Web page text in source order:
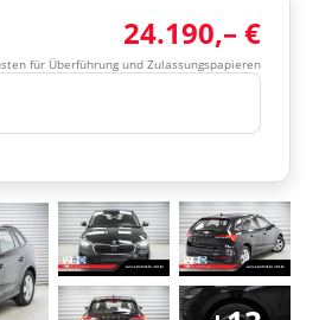
24.190,– €
für Überführung und Zulassungspapieren